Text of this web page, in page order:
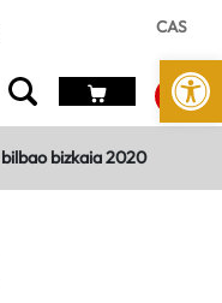
Abrir
CAS
bizkaia 2020